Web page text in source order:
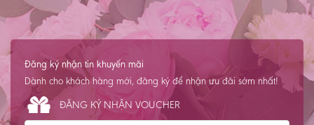
Đăng ký nhận tin khuyến mãi
Dành cho khách hàng mới, đăng ký để nhận ưu đãi sớm nhất!
ĐĂNG KÝ NHẬN VOUCHER